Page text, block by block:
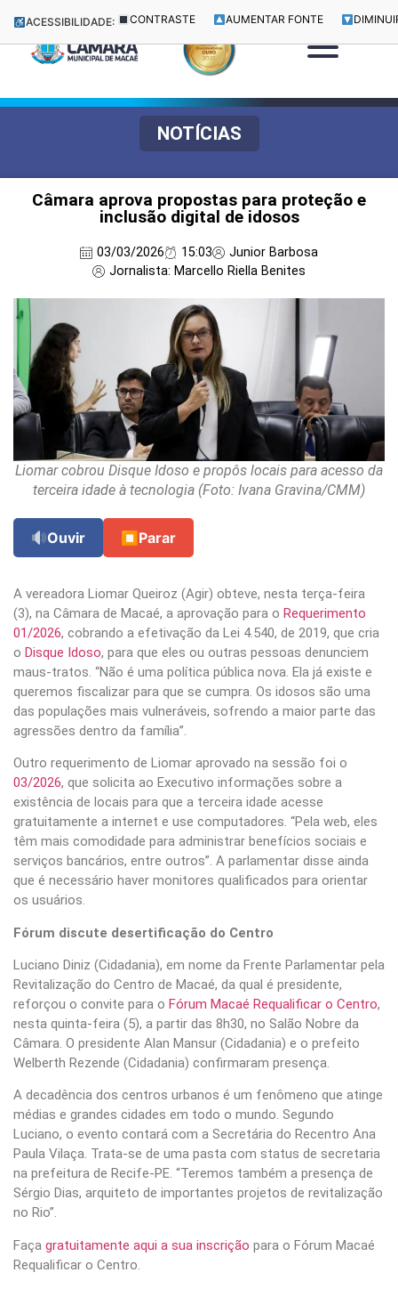
ACESSIBILIDADE: CONTRASTE AUMENTAR FONTE
NOTÍCIAS
Câmara aprova propostas para proteção e
inclusão digital de idosos
03/03/2026 15:03
Junior Barbosa
Jornalista: Marcello Riella Benites
Liomar cobrou Disque Idoso e propôs locais para acesso da
terceira idade à tecnologia (Foto: Ivana Gravina/CMM)
Ouvir ⏹ Parar
A vereadora Liomar Queiroz (Agir) obteve, nesta terça-feira
(3), na Câmara de Macaé, a aprovação para o Requerimento
01/2026, cobrando a efetivação da Lei 4.540, de 2019, que cria
o Disque Idoso, para que eles ou outras pessoas denunciem
maus-tratos. “Não é uma política pública nova. Ela já existe e
queremos fiscalizar para que se cumpra. Os idosos são uma
das populações mais vulneráveis, sofrendo a maior parte das
agressões dentro da família”.
Outro requerimento de Liomar aprovado na sessão foi o
03/2026, que solicita ao Executivo informações sobre a
existência de locais para que a terceira idade acesse
gratuitamente a internet e use computadores. “Pela web, eles
têm mais comodidade para administrar benefícios sociais e
serviços bancários, entre outros”. A parlamentar disse ainda
que é necessário haver monitores qualificados para orientar
os usuários.
Fórum discute desertificação do Centro
Luciano Diniz (Cidadania), em nome da Frente Parlamentar pela
Revitalização do Centro de Macaé, da qual é presidente,
reforçou o convite para o Fórum Macaé Requalificar o Centro,
nesta quinta-feira (5), a partir das 8h30, no Salão Nobre da
Câmara. O presidente Alan Mansur (Cidadania) e o prefeito
Welberth Rezende (Cidadania) confirmaram presença.
A decadência dos centros urbanos é um fenômeno que atinge
médias e grandes cidades em todo o mundo. Segundo
Luciano, o evento contará com a Secretária do Recentro Ana
Paula Vilaça. Trata-se de uma pasta com status de secretaria
na prefeitura de Recife-PE. “Teremos também a presença de
Sérgio Dias, arquiteto de importantes projetos de revitalização
no Rio”.
Faça gratuitamente aqui a sua inscrição para o Fórum Macaé
Requalificar o Centro.